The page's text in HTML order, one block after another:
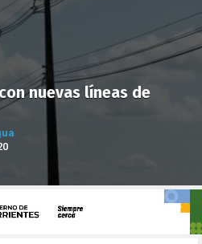
nuevas líneas de